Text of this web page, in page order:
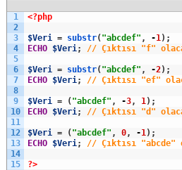
1
2
3
4
5
6
7
8
9
10
11
12
13
14
15
<?php
$Veri = substr( "abcdef" , -1) ;
ECHO $Veri; // Çıktısı "f"
$Veri = substr( "abcdef" , -2) ;
ECHO $Veri; // Çıktısı "ef"
$Veri = ( "abcdef" , -3, 1) ;
ECHO $Veri; // Çıktısı "d"
$Veri = ( "abcdef" , 0, -1) ;
ECHO $Veri; // Çıktısı "abcde"
?>